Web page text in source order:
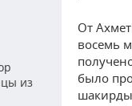
из
От
восемь
было
шакирды